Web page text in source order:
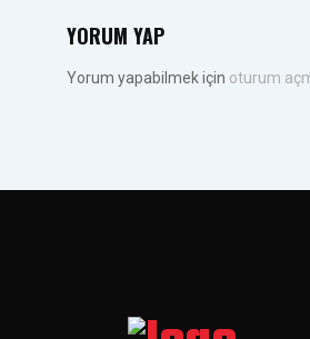
YORUM YAP
Yorum yapabilmek için oturum